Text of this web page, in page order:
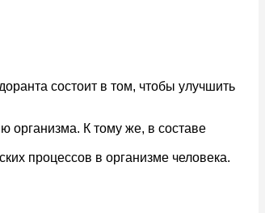
состоит в том, чтобы улучшить
организма. К тому же, в составе
процессов в организме человека.